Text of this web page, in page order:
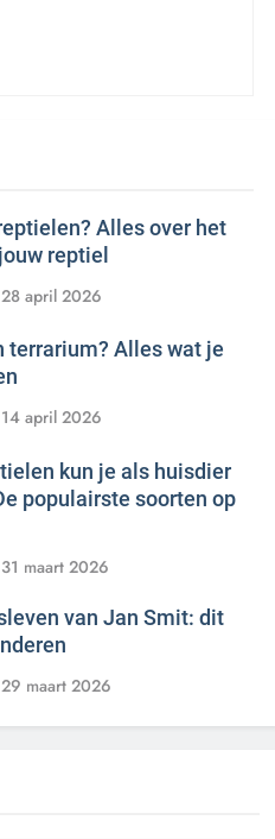
Alles over het
reptiel
28 april 2026
terrarium? Alles wat je
14 april 2026
kun je als huisdier
populairste soorten op
31 maart 2026
van Jan Smit: dit
29 maart 2026